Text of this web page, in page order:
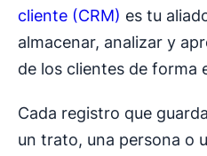
cliente (CRM) es tu
almacenar, analizar y
de los clientes de forma
Cada registro que
un trato, una persona o